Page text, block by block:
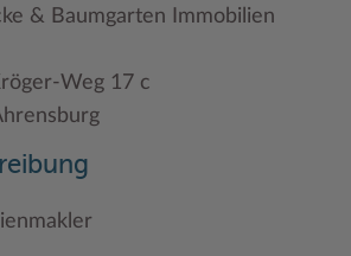
& Baumgarten Immobilien
Weg 17 c